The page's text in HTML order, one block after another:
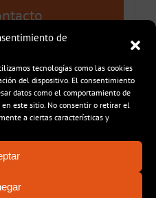
de
tecnologías como las cookies
del dispositivo. El consentimiento
datos como el comportamiento de
este sitio. No consentir o retirar el
a ciertas características y
Nave 12